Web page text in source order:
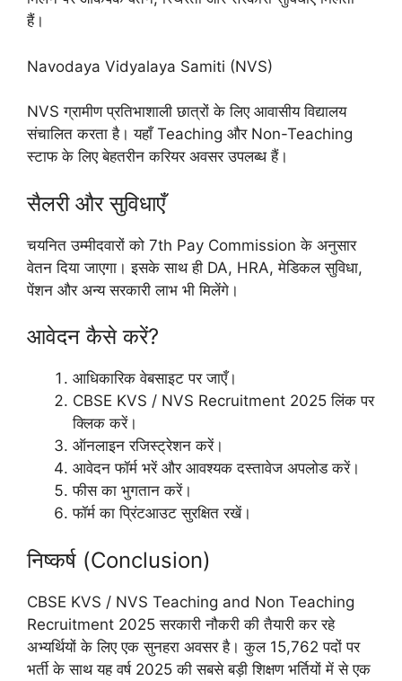
हैं।
Navodaya Vidyalaya Samiti (NVS)
NVS ग्रामीण प्रतिभाशाली छात्रों के लिए आवासीय विद्यालय
संचालित करता है। यहाँ Teaching और Non-Teaching
स्टाफ के लिए बेहतरीन करियर अवसर उपलब्ध हैं।
सैलरी और सुविधाएँ
चयनित उम्मीदवारों को 7th Pay Commission के अनुसार
वेतन दिया जाएगा। इसके साथ ही DA, HRA, मेडिकल सुविधा,
पेंशन और अन्य सरकारी लाभ भी मिलेंगे।
आवेदन कैसे करें?
आधिकारिक वेबसाइट पर जाएँ।
CBSE KVS / NVS Recruitment 2025 लिंक पर
क्लिक करें।
ऑनलाइन रजिस्ट्रेशन करें।
आवेदन फॉर्म भरें और आवश्यक दस्तावेज अपलोड करें।
फीस का भुगतान करें।
फॉर्म का प्रिंटआउट सुरक्षित रखें।
निष्कर्ष (Conclusion)
CBSE KVS / NVS Teaching and Non Teaching
Recruitment 2025 सरकारी नौकरी की तैयारी कर रहे
अभ्यर्थियों के लिए एक सुनहरा अवसर है। कुल 15,762 पदों पर
भर्ती के साथ यह वर्ष 2025 की सबसे बड़ी शिक्षण भर्तियों में से एक